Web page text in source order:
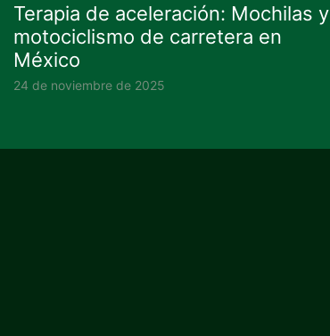
Terapia de aceleración: Mochilas y
motociclismo de carretera en
México
24 de noviembre de 2025